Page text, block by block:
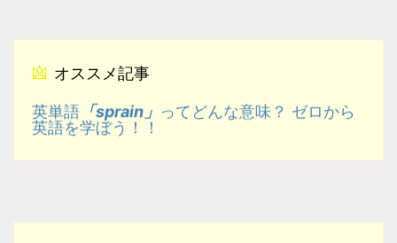
オススメ記事
英単語 「sprain」
ってどんな意味？ ゼロから
英語を学ぼう！！